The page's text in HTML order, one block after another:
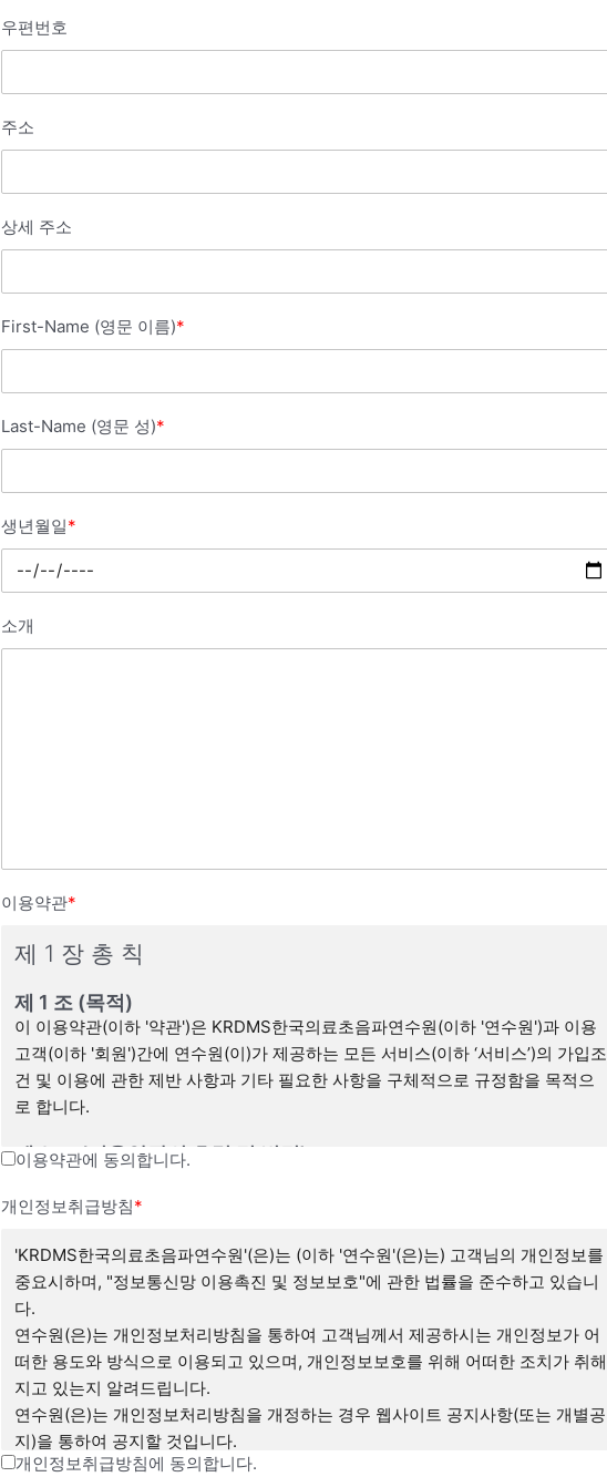
우편번호
주소
상세 주소
First-Name (영문 이름)*
Last-Name (영문 성)*
생년월일*
소개
이용약관*
제 1 장 총 칙
제 1 조 (목적)
이 이용약관(이하 '약관')은 KRDMS한국의료초음파연수원(이하 '연수원')과 이용
고객(이하 '회원')간에 연수원(이)가 제공하는 모든 서비스(이하 ‘서비스’)의 가입조
건 및 이용에 관한 제반 사항과 기타 필요한 사항을 구체적으로 규정함을 목적으
로 합니다.
제 2 조 (이용약관의 효력 및 변경)
로 공시함으로써 효력을 발생하며, 합리적인 사유가 발생할 경우 개정될 수 있습
또는 의무 등 중요한 규정의 개정은 사전에 공지합니다.
(2) 연수원은 합리적인 사유가 발생될 경우에는 이 약관을 변경할 수 있으며, 약관
을 변경할 경우에는 이를 사전에 공시합니다.
(3) 이 약관에 동의하는 것은 정기적으로 웹을 방문하여 약관의 변경사항을 확인
하는 것에 동의함을 의미합니다. 변경된 약관에 대한 정보를 알지 못해 발생하는
이용자의 피해는 연수원에서 책임지지 않습니다.
(4) 회원은 변경된 약관에 동의하지 않을 경우 회원 탈퇴(해지)를 요청할 수 있으
며, 변경된 약관의 효력 발생일로부터 7일 이후에도 거부의사를 표시하지 아니하
고 서비스를 계속 사용할 경우 약관의 변경 사항에 동의한 것으로 간주됩니다.
이용약관에 동의합니다.
개인정보취급방침*
'KRDMS한국의료초음파연수원'(은)는 (이하 '연수원'(은)는) 고객님의 개인정보를
중요시하며, "정보통신망 이용촉진 및 정보보호"에 관한 법률을 준수하고 있습니
다.
연수원(은)는 개인정보처리방침을 통하여 고객님께서 제공하시는 개인정보가 어
떠한 용도와 방식으로 이용되고 있으며, 개인정보보호를 위해 어떠한 조치가 취해
지고 있는지 알려드립니다.
연수원(은)는 개인정보처리방침을 개정하는 경우 웹사이트 공지사항(또는 개별공
지)을 통하여 공지할 것입니다.
개인정보취급방침에 동의합니다.